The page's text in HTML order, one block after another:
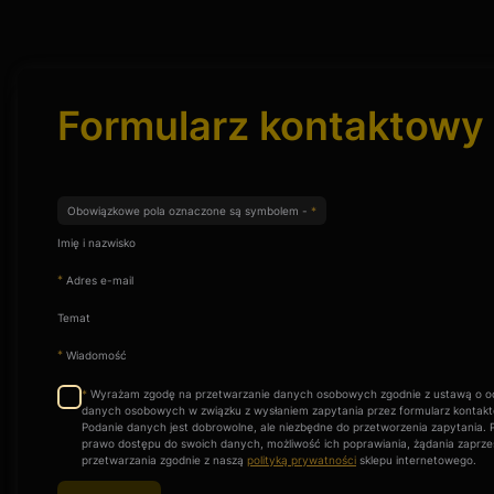
Formularz kontaktowy
Obowiązkowe pola oznaczone są symbolem - *
Imię i nazwisko
* Adres e-mail
Temat
* Wiadomość
* Wyrażam zgodę na przetwarzanie danych osobowych zgodnie z ustawą o
danych osobowych w związku z wysłaniem zapytania przez formularz
Podanie danych jest dobrowolne, ale niezbędne do przetworzenia zapytania.
prawo dostępu do swoich danych, możliwość ich poprawiania, żądania
przetwarzania zgodnie z naszą polityką prywatności sklepu internetowego.